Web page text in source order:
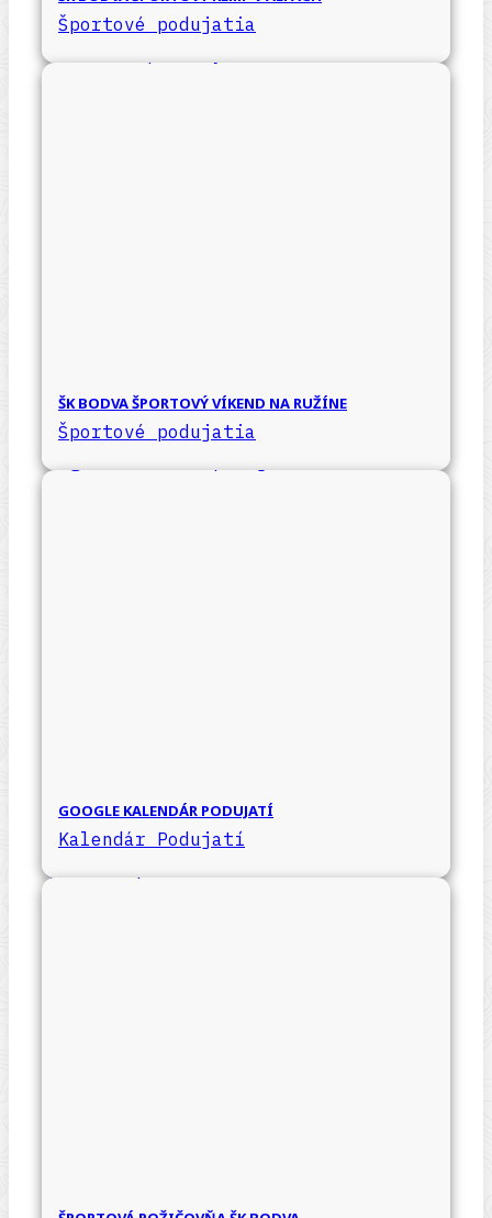
Športové podujatia
ŠK BODVA ŠPORTOVÝ VÍKEND NA RUŽÍNE
Športové podujatia
GOOGLE KALENDÁR PODUJATÍ
Kalendár Podujatí